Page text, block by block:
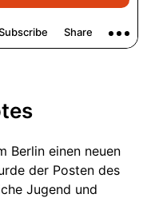
Berlin einen neuen
der Posten des
Jugend und